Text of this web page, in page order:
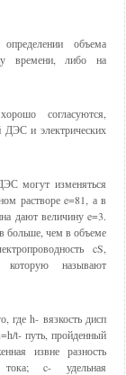
объема
времени, либо на
согласуются,
ДЭС и электрических
могут изменяться
растворе e=81, а в
дают величину e=3.
больше, чем в объеме
cS,
которую называют
где h- вязкость дисп
t- путь, пройденный
извне разность
c- удельная